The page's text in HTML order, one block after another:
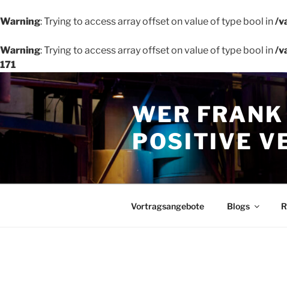
Warning: Trying to access array offset on value of type bool in/
Warning: Trying to access array offset on value of type bool in/
171
Zum
Inhalt
springen
WER
POSITIVE
Vortragsangebote Blogs